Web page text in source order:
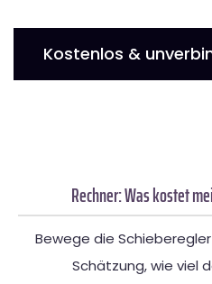
Kostenlos &
Rechner: Was kostet
Bewege die
Schätzung, wie viel